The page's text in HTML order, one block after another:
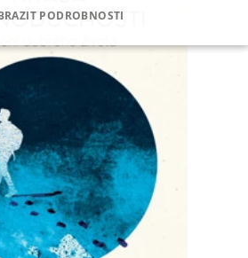
PODROBNOSTI
ANALYTICKÉ MARKETINGOVÉ
NEZAŘAZENÉ SOUBORY
Marketingové
Funkční
Nezařazené soubory
umožňují základní funkce webových
a správa účtu. Webové stránky nelze
cookie správně používat.